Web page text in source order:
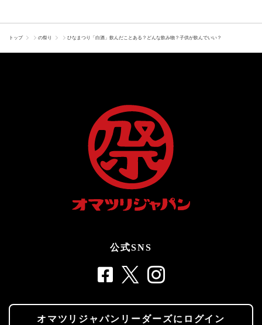
トップ の祭り ひなまつり「白酒」飲んだことある？どんな飲み物？子供が飲んでいい？
公式SNS
オマツリジャパンリーダーズにログイン